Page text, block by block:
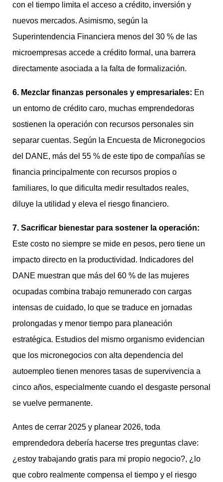
con el tiempo limita el acceso a crédito, inversión y
nuevos mercados. Asimismo, según la
Superintendencia Financiera menos del 30 % de las
microempresas accede a crédito formal, una barrera
directamente asociada a la falta de formalización.
6. Mezclar finanzas personales y empresariales: En
un entorno de crédito caro, muchas emprendedoras
sostienen la operación con recursos personales sin
separar cuentas. Según la Encuesta de Micronegocios
del DANE, más del 55 % de este tipo de compañías se
financia principalmente con recursos propios o
familiares, lo que dificulta medir resultados reales,
diluye la utilidad y eleva el riesgo financiero.
7. Sacrificar bienestar para sostener la operación:
Este costo no siempre se mide en pesos, pero tiene un
impacto directo en la productividad. Indicadores del
DANE muestran que más del 60 % de las mujeres
ocupadas combina trabajo remunerado con cargas
intensas de cuidado, lo que se traduce en jornadas
prolongadas y menor tiempo para planeación
estratégica. Estudios del mismo organismo evidencian
que los micronegocios con alta dependencia del
autoempleo tienen menores tasas de supervivencia a
cinco años, especialmente cuando el desgaste personal
se vuelve permanente.
Antes de cerrar 2025 y planear 2026, toda
emprendedora debería hacerse tres preguntas clave:
¿estoy trabajando gratis para mi propio negocio?, ¿lo
que cobro realmente compensa el tiempo y el riesgo